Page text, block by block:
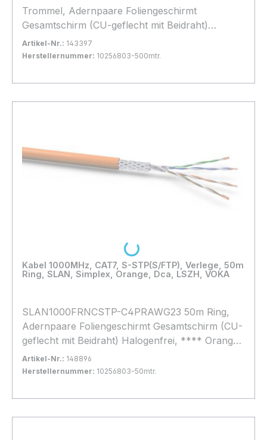
Trommel, Adernpaare Foliengeschirmt
Gesamtschirm (CU-geflecht mit Beidraht)
Halogenfrei, **** Orange **, light Variante
40%Geflecht, Brandlast Dca,
Artikel-Nr.: 143397
Herstellernummer: 10256803-500mtr.
Lieferung auf Palette
In den Warenkorb
Kabel 1000MHz, CAT7, S-STP(S/FTP), Verlege, 50m
Ring, SLAN, Simplex, Orange, Dca, LSZH, VOKA
SLAN1000FRNCSTP-C4PRAWG23 50m Ring,
Adernpaare Foliengeschirmt Gesamtschirm (CU-
geflecht mit Beidraht) Halogenfrei, **** Orange
**, light Variante 40%Geflecht, Brandlast Dca
Artikel-Nr.: 148896
Herstellernummer: 10256803-50mtr.
In den Warenkorb
Loading...